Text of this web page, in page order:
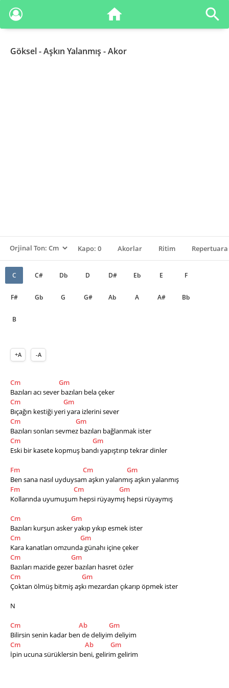
Göksel- Aşkın Yalanmış - Akor
Kapo: 0 Akorlar Ritim Repertuara
C C# Db D D# Eb E F
F# Gb G G# Ab A A# Bb
B
+A -A
Cm
Gm
Bazıları acı sever bazıları bela çeker
Cm
Gm
Bıçağın kestiği yeri yara izlerini sever
Cm
Gm
Bazıları sonları sevmez bazıları bağlanmak ister
Cm
Gm
Eski bir kasete kopmuş bandı yapıştırıp tekrar dinler
Fm Cm
Gm
Ben sana nasıl uyduysam aşkın yalanmış aşkın yalanmış
Fm
Cm
Gm
Kollarında uyumuşum hepsi rüyaymış hepsi rüyaymış
Cm
Gm
Bazıları kurşun asker yakıp yıkıp esmek ister
Cm
Gm
Kara kanatları omzunda günahı içine çeker
Cm
Gm
Bazıları mazide gezer bazıları hasret özler
Cm
Gm
Çoktan ölmüş bitmiş aşkı mezardan çıkarıp öpmek ister
N
Cm Ab
Gm
Bilirsin senin kadar ben de deliyim deliyim
Cm
Ab
Gm
İpin ucuna sürüklersin beni, gelirim gelirim